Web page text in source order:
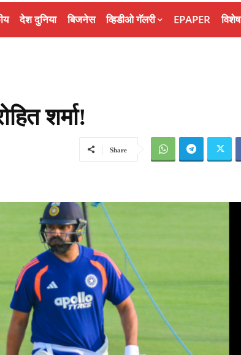
देश दुनिया बिजनेस व्हिडीओ गॅलरी EPAPER विशेष
शर्मा!
Share